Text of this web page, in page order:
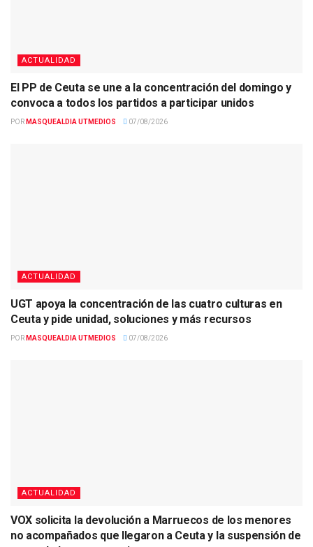
ACTUALIDAD
El PP de Ceuta se une a la concentración del domingo y
convoca a todos los partidos a participar unidos
POR MASQUEALDIA UTMEDIOS 07/08/2026
ACTUALIDAD
UGT apoya la concentración de las cuatro culturas en
Ceuta y pide unidad, soluciones y más recursos
POR MASQUEALDIA UTMEDIOS 07/08/2026
ACTUALIDAD
VOX solicita la devolución a Marruecos de los menores
no acompañados que llegaron a Ceuta y la suspensión de